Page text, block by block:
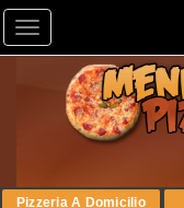
Toggle navigation
Pizzeria A Domicilio